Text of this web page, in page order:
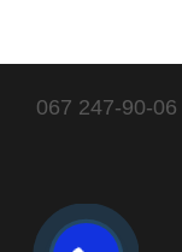
067 247-90-06